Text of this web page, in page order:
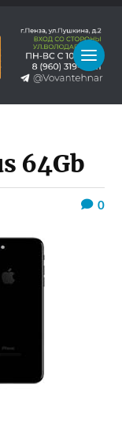
64Gb
0